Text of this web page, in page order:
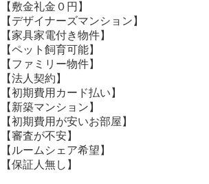
【敷金礼金０円】
【デザイナーズマンション】
【家具家電付き物件】
【ペット飼育可能】
【ファミリー物件】
【法人契約】
【初期費用カード払い】
【新築マンション】
【初期費用が安いお部屋】
【審査が不安】
【ルームシェア希望】
【保証人無し】